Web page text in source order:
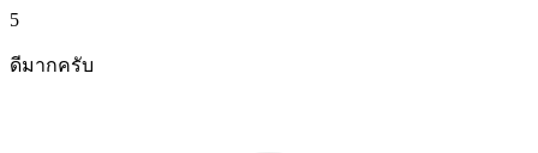
5
ดีมากครับ